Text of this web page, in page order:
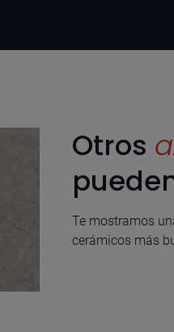
Otros
Te mostramos
cerámicos más